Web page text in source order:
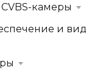
камеры
и